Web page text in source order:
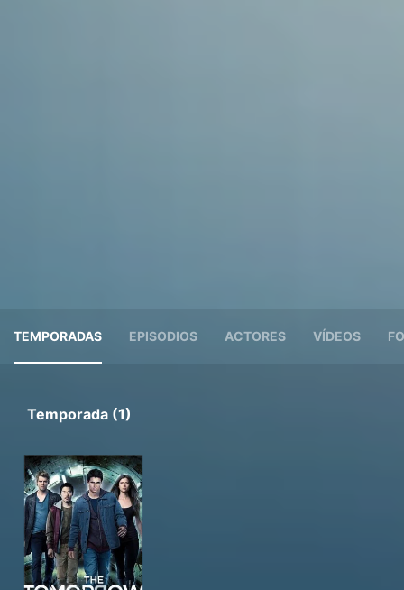
TEMPORADAS EPISODIOS ACTORES VÍDEOS
Temporada (1)